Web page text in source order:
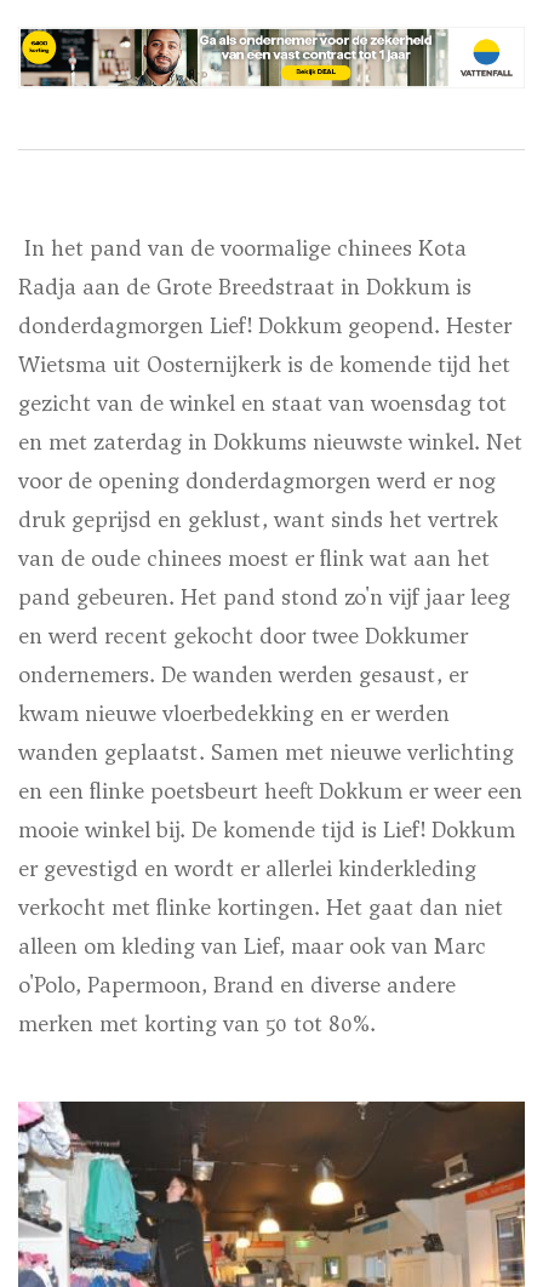
In het pand van de voormalige chinees Kota
Radja aan de Grote Breedstraat in Dokkum is
donderdagmorgen Lief! Dokkum geopend. Hester
Wietsma uit Oosternijkerk is de komende tijd het
gezicht van de winkel en staat van woensdag tot
en met zaterdag in Dokkums nieuwste winkel. Net
voor de opening donderdagmorgen werd er nog
druk geprijsd en geklust, want sinds het vertrek
van de oude chinees moest er flink wat aan het
pand gebeuren. Het pand stond zo'n vijf jaar leeg
en werd recent gekocht door twee Dokkumer
ondernemers. De wanden werden gesaust, er
kwam nieuwe vloerbedekking en er werden
wanden geplaatst. Samen met nieuwe verlichting
en een flinke poetsbeurt heeft Dokkum er weer een
mooie winkel bij. De komende tijd is Lief! Dokkum
er gevestigd en wordt er allerlei kinderkleding
verkocht met flinke kortingen. Het gaat dan niet
alleen om kleding van Lief, maar ook van Marc
o'Polo, Papermoon, Brand en diverse andere
merken met korting van 50 tot 80%.